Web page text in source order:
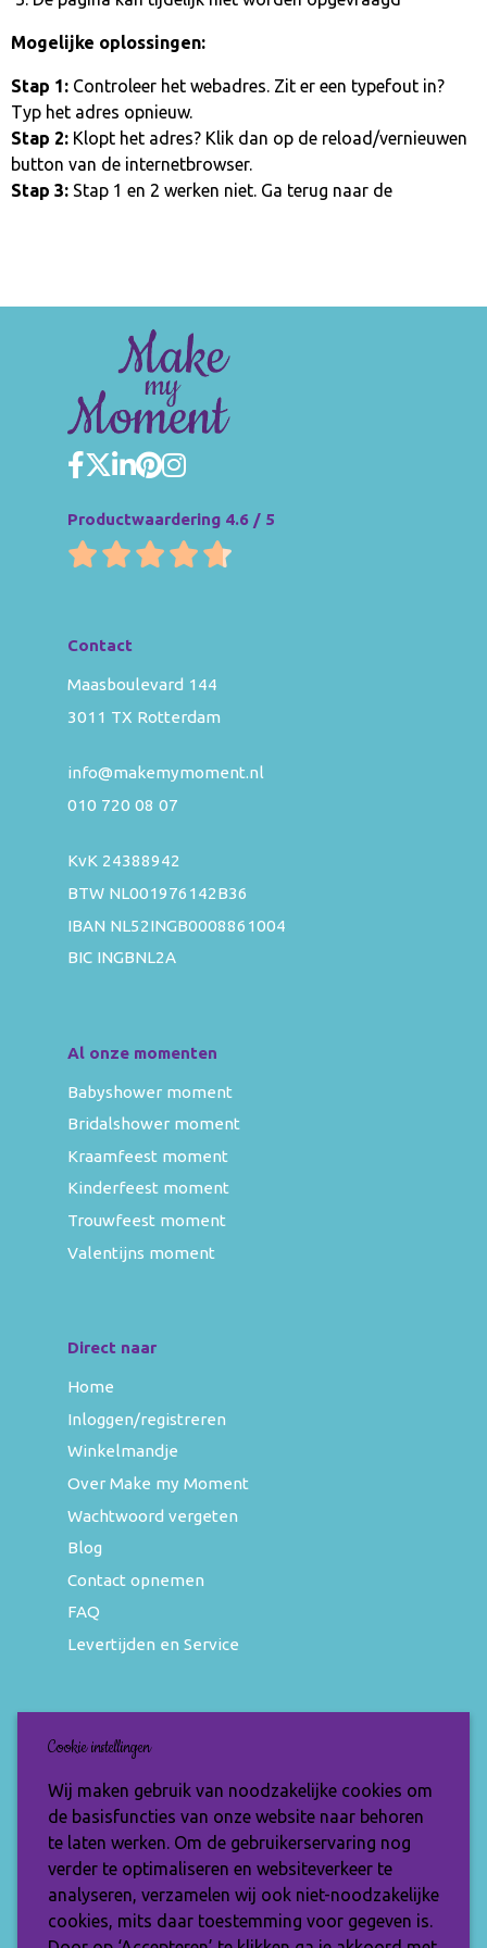
Mogelijke oplossingen:
Stap 1: Controleer het webadres. Zit er een typefout in?
Typ het adres opnieuw.
Stap 2: Klopt het adres? Klik dan op de reload/vernieuwen
button van de internetbrowser.
Stap 3: Stap 1 en 2 werken niet. Ga terug naar de
Productwaardering 4.6 / 5
Contact
Maasboulevard 144
3011 TX Rotterdam
info@makemymoment.nl
010 720 08 07
KvK 24388942
BTW NL001976142B36
IBAN NL52INGB0008861004
BIC INGBNL2A
Al onze momenten
Babyshower moment
Bridalshower moment
Kraamfeest moment
Kinderfeest moment
Trouwfeest moment
Valentijns moment
Direct naar
Home
Inloggen/registreren
Winkelmandje
Over Make my Moment
Wachtwoord vergeten
Blog
Contact opnemen
FAQ
Levertijden en Service
Nieuwsbrief
Wil jij op de hoogte blijven van de nieuwste
items en speciale aanbiedingen? Vul je e-
mailadres dan in en ontvang de Make My
Moment nieuwsbrief.
Cookie instellingen
Wij maken gebruik van noodzakelijke cookies om
de basisfuncties van onze website naar behoren
te laten werken. Om de gebruikerservaring nog
verder te optimaliseren en websiteverkeer te
analyseren, verzamelen wij ook niet-noodzakelijke
cookies, mits daar toestemming voor gegeven is.